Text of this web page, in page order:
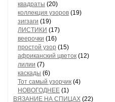
квадраты (20)
коллекция узоров (19)
зигзаги (19)
ЛИСТИКИ (17)
веерочки (16)
простой узор (15)
африканский цветок (12)
лилии (7)
каскады (6)
Тот самый узорчик (4)
НОВОГОДНЕЕ (1)
ВЯЗАНИЕ НА СПИЦАХ (22)